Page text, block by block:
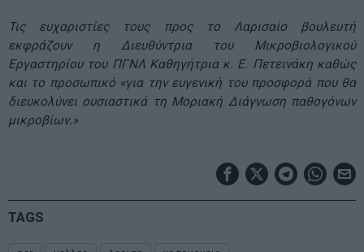
Τις ευχαριστίες τους προς το Λαρισαίο βουλευτή
εκφράζουν η Διευθύντρια του Μικροβιολογικού
Εργαστηρίου του ΠΓΝΛ Καθηγήτρια κ. Ε. Πετεινάκη καθώς
και το προσωπικό «για την ευγενική του προσφορά που θα
διευκολύνει ουσιαστικά τη Μοριακή Διάγνωση παθογόνων
μικροβίων.»
TAGS